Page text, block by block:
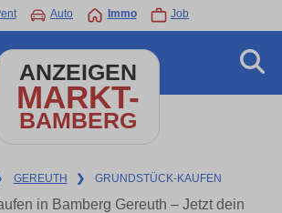
Auto Immo Job
ANZEIGEN
MARKT-
BAMBERG
GEREUTH ❯ GRUNDSTÜCK-KAUFEN
in Bamberg Gereuth – Jetzt dein